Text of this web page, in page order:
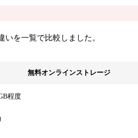
を一覧で比較しました。
無料オンラインストレージ
程度